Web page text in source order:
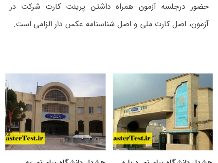
حضور درجلسه آزمون همراه داشتن پرینت کارت شرکت در
آزمون، اصل کارت ملی و اصل شناسنامه عکس دار الزامی است.